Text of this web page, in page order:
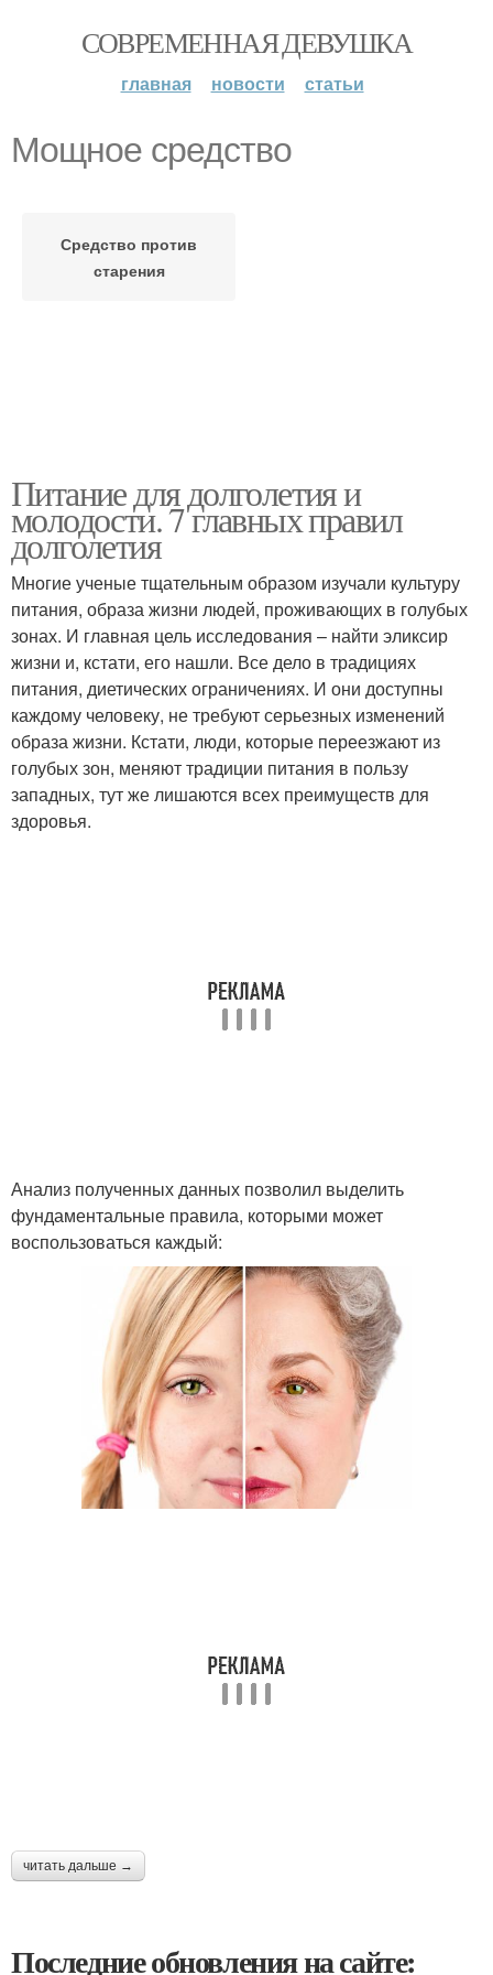
СОВРЕМЕННАЯ ДЕВУШКА
главная новости статьи
Мощное средство
Средство против
старения
Питание для долголетия и
молодости. 7 главных правил
долголетия
Многие ученые тщательным образом изучали культуру
питания, образа жизни людей, проживающих в голубых
зонах. И главная цель исследования – найти эликсир
жизни и, кстати, его нашли. Все дело в традициях
питания, диетических ограничениях. И они доступны
каждому человеку, не требуют серьезных изменений
образа жизни. Кстати, люди, которые переезжают из
голубых зон, меняют традиции питания в пользу
западных, тут же лишаются всех преимуществ для
здоровья.
Анализ полученных данных позволил выделить
фундаментальные правила, которыми может
воспользоваться каждый:
читать дальше →
Последние обновления на сайте: